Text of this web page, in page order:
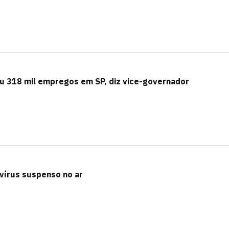
318 mil empregos em SP, diz vice-governador
suspenso no ar